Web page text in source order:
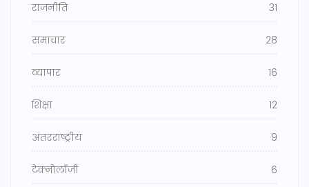
राजनीति 31
समाचार 28
व्यापार 16
शिक्षा 12
अंतरराष्ट्रीय 9
टेक्नोलॉजी 6